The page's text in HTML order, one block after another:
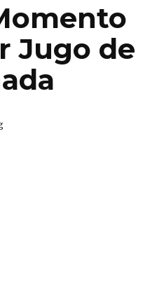
Jugo de